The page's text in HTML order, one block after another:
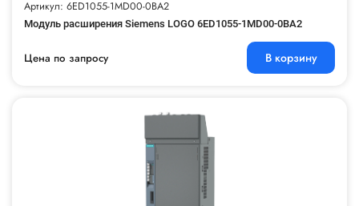
Артикул: 6ED1055-1MD00-0BA2
Модуль расширения Siemens LOGO 6ED1055-1MD00-0BA2
Цена по запросу В корзину